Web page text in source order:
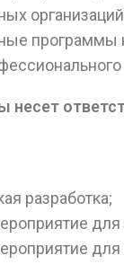
программы
разработка;
для
для